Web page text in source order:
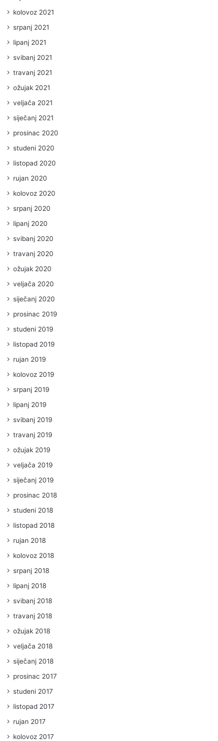
kolovoz 2021
srpanj 2021
lipanj 2021
svibanj 2021
travanj 2021
ožujak 2021
veljača 2021
siječanj 2021
prosinac 2020
studeni 2020
listopad 2020
rujan 2020
kolovoz 2020
srpanj 2020
lipanj 2020
svibanj 2020
travanj 2020
ožujak 2020
veljača 2020
siječanj 2020
prosinac 2019
studeni 2019
listopad 2019
rujan 2019
kolovoz 2019
srpanj 2019
lipanj 2019
svibanj 2019
travanj 2019
ožujak 2019
veljača 2019
siječanj 2019
prosinac 2018
studeni 2018
listopad 2018
rujan 2018
kolovoz 2018
srpanj 2018
lipanj 2018
svibanj 2018
travanj 2018
ožujak 2018
veljača 2018
siječanj 2018
prosinac 2017
studeni 2017
listopad 2017
rujan 2017
kolovoz 2017